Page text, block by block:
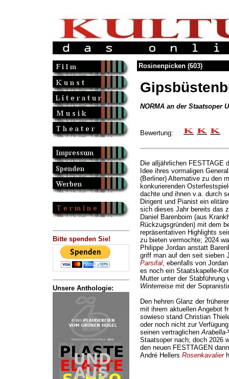
Bitte spenden Sie!
Unsere Anthologie:
Rosinenpicken (603)
NORMA an der Staatsoper
Bewertung:
Die alljährlichen FESTTAGE
Idee ihres vormaligen
(Berliner) Alternative zu den
konkurierenden
dachte und ihnen v.a. durch
Dirigent und Pianist ein
sich dieses Jahr bereits das
Daniel Barenboim (aus
Rückzugsgründen) mit dem
repräsentativen Highlights
zu bieten vermochte; 2024
Philippe Jordan anstatt
griff man auf den seit sieben
Parsifal, ebenfalls von
es noch ein Staatskapelle-
Mutter unter der Stabführung
Winterreisemit der
Den hehren Glanz der
mit ihrem aktuellen Angebot
sowieso stand Christian
oder noch nicht zur
seinen vertraglichenArabella-
Staatsoper nach; doch 2026
den neuen FESTTAGEN
André Hellers Rosenkavalier